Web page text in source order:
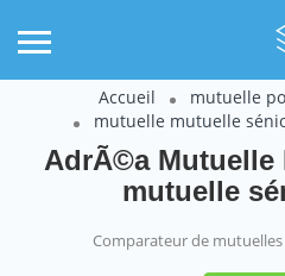
Accueil
mutuelle
mutuelle mutuelle
AdrÃ©a Mutuelle
mutuelle
Comparateur de